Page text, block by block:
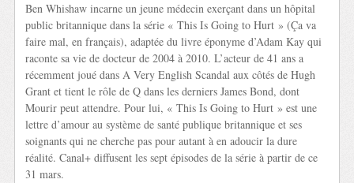
Ben Whishaw incarne un jeune médecin exerçant dans un hôpital
public britannique dans la série « This Is Going to Hurt » (Ça va
faire mal, en français), adaptée du livre éponyme d’Adam Kay qui
raconte sa vie de docteur de 2004 à 2010. L’acteur de 41 ans a
récemment joué dans A Very English Scandal aux côtés de Hugh
Grant et tient le rôle de Q dans les derniers James Bond, dont
Mourir peut attendre. Pour lui, « This Is Going to Hurt » est une
lettre d’amour au système de santé publique britannique et ses
soignants qui ne cherche pas pour autant à en adoucir la dure
réalité. Canal+ diffusent les sept épisodes de la série à partir de ce
31 mars.